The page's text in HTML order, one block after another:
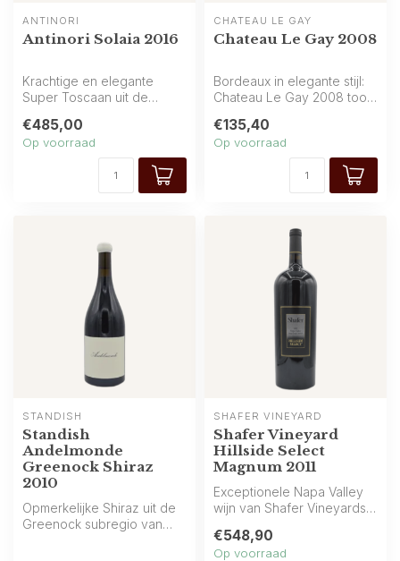
ANTINORI
Antinori Solaia 2016
Krachtige en elegante
Super Toscaan uit de
Antinori: rijk ...
€485,00
Op voorraad
CHATEAU LE GAY
Chateau Le Gay 2008
Bordeaux in elegante stijl:
Chateau Le Gay 2008 toont
€135,40
Op voorraad
STANDISH
Standish
Andelmonde
Greenock Shiraz
2010
Opmerkelijke Shiraz uit de
Greenock subregio van
SHAFER VINEYARD
Shafer Vineyard
Hillside Select
Magnum 2011
Exceptionele Napa Valley
wijn van Shafer Vineyards:
b...
€548,90
Op voorraad